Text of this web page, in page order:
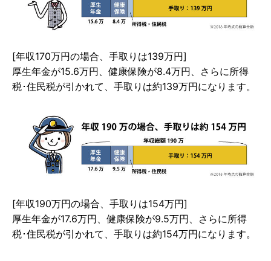
[年収170万円の場合、手取りは139万円]
厚生年金が15.6万円、健康保険が8.4万円、さらに所得
税･住民税が引かれて、手取りは約139万円になります。
[年収190万円の場合、手取りは154万円]
厚生年金が17.6万円、健康保険が9.5万円、さらに所得
税･住民税が引かれて、手取りは約154万円になります。